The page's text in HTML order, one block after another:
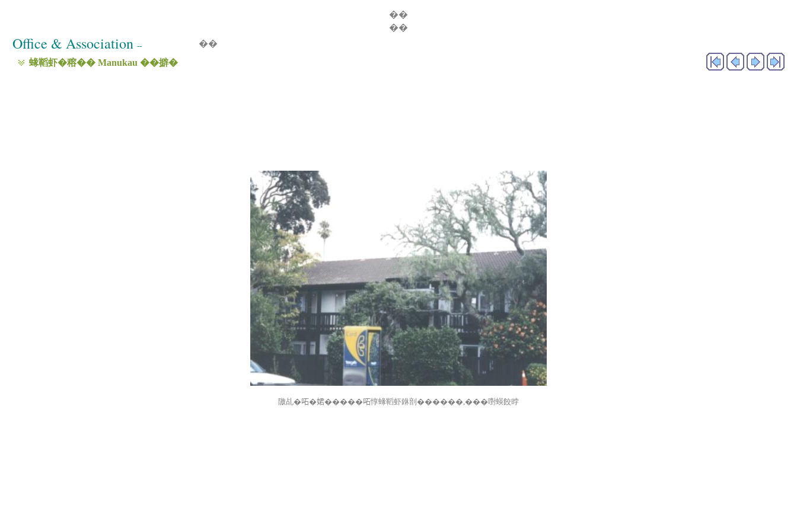
��
��
Office & Association --
��
蝝鞱虾�穃�� Manukau ��擗�
隞乩�𠰴�𡝗�����𠰴惇蝝鞱虾銝剖������,���嚉蝧餃㫲